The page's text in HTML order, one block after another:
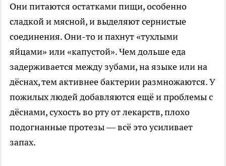
Они питаются остатками пищи, особенно
сладкой и мясной, и выделяют сернистые
соединения. Они-то и пахнут «тухлыми
яйцами» или «капустой». Чем дольше еда
задерживается между зубами, на языке или на
дёснах, тем активнее бактерии размножаются. У
пожилых людей добавляются ещё и проблемы с
дёснами, сухость во рту от лекарств, плохо
подогнанные протезы — всё это усиливает
запах.